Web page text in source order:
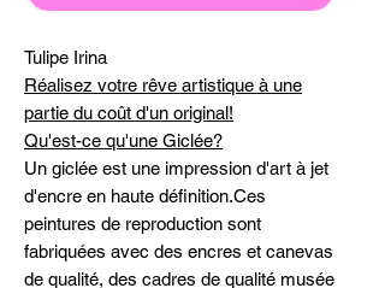
Tulipe Irina
Réalisez votre rêve artistique à une
partie du coût d'un original!
Qu'est-ce qu'une Giclée?
Un giclée est une impression d'art à jet
d'encre en haute définition.Ces
peintures de reproduction sont
fabriquées avec des encres et canevas
de qualité, des cadres de qualité musée